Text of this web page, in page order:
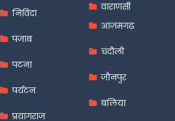
निविदा
पंजाब
पटना
पर्यटन
प्रयागराज
वाराणसी
आज़मगढ़
चंदौली
जौनपुर
बलिया